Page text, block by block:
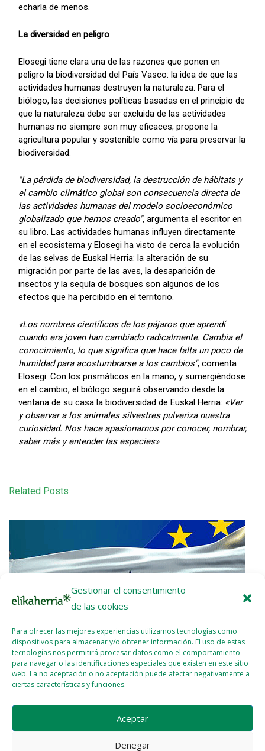
Gestionar el consentimiento
de las cookies
Para ofrecer las mejores experiencias utilizamos tecnologías como
dispositivos para almacenar y/o obtener información. El uso de estas
tecnologías nos permitirá procesar datos como el comportamiento
para navegar o las identificaciones especiales que existen en este sitio
web. La no aceptación o no aceptación puede afectar negativamente a
ciertas características y funciones.
Aceptar
Denegar
echarla de menos.
La diversidad en peligro
Elosegi tiene clara una de las razones que ponen en
peligro la biodiversidad del País Vasco: la idea de que las
actividades humanas destruyen la naturaleza. Para el
biólogo, las decisiones políticas basadas en el principio de
que la naturaleza debe ser excluida de las actividades
humanas no siempre son muy eficaces; propone la
agricultura popular y sostenible como vía para preservar la
biodiversidad.
"La pérdida de biodiversidad, la destrucción de hábitats y
el cambio climático global son consecuencia directa de
las actividades humanas del modelo socioeconómico
globalizado que hemos creado", argumenta el escritor en
su libro. Las actividades humanas influyen directamente
en el ecosistema y Elosegi ha visto de cerca la evolución
de las selvas de Euskal Herria: la alteración de su
migración por parte de las aves, la desaparición de
insectos y la sequía de bosques son algunos de los
efectos que ha percibido en el territorio.
«Los nombres científicos de los pájaros que aprendí
cuando era joven han cambiado radicalmente. Cambia el
conocimiento, lo que significa que hace falta un poco de
humildad para acostumbrarse a los cambios", comenta
Elosegi. Con los prismáticos en la mano, y sumergiéndose
en el cambio, el biólogo seguirá observando desde la
ventana de su casa la biodiversidad de Euskal Herria: «Ver
y observar a los animales silvestres pulveriza nuestra
curiosidad. Nos hace apasionarnos por conocer, nombrar,
saber más y entender las especies».
Related Posts
Nota de prensa: ¡UE-Mercosur Stop!
WEBMASTER